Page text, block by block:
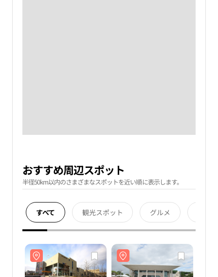
おすすめ周辺スポット
半径50km以内のさまざまなスポットを近い順に表示します。
すべて 観光スポット グルメ